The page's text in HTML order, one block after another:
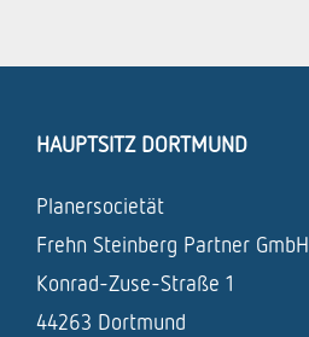
HAUPTSITZ DORTMUND
Planersocietät
Frehn Steinberg Partner GmbH
Konrad-Zuse-Straße 1
44263 Dortmund